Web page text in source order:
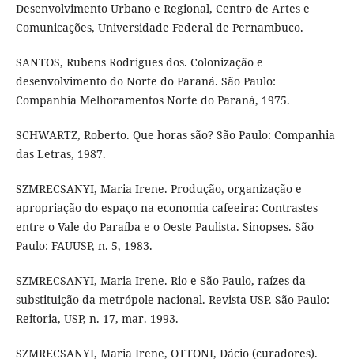
Desenvolvimento Urbano e Regional, Centro de Artes e
Comunicações, Universidade Federal de Pernambuco.
SANTOS, Rubens Rodrigues dos. Colonização e
desenvolvimento do Norte do Paraná. São Paulo:
Companhia Melhoramentos Norte do Paraná, 1975.
SCHWARTZ, Roberto. Que horas são? São Paulo: Companhia
das Letras, 1987.
SZMRECSANYI, Maria Irene. Produção, organização e
apropriação do espaço na economia cafeeira: Contrastes
entre o Vale do Paraíba e o Oeste Paulista. Sinopses. São
Paulo: FAUUSP, n. 5, 1983.
SZMRECSANYI, Maria Irene. Rio e São Paulo, raízes da
substituição da metrópole nacional. Revista USP. São Paulo:
Reitoria, USP, n. 17, mar. 1993.
SZMRECSANYI, Maria Irene, OTTONI, Dácio (curadores).